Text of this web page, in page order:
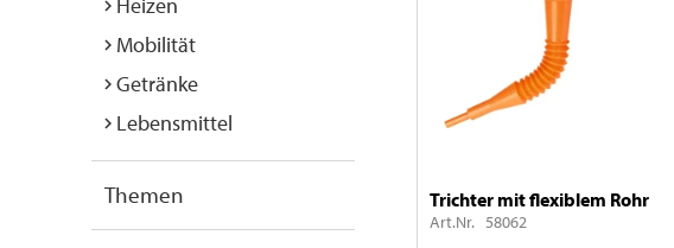
Mobilität
Getränke
Lebensmittel
Themen Trichter mit flexiblem Rohr
Art.Nr. 58062